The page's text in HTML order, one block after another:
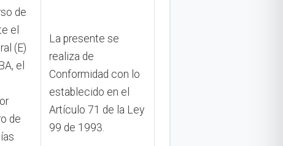
de
el
(E)
el
de
La presente se
realiza de
Conformidad con lo
establecido en el
Artículo 71 de la Ley
99 de 1993.